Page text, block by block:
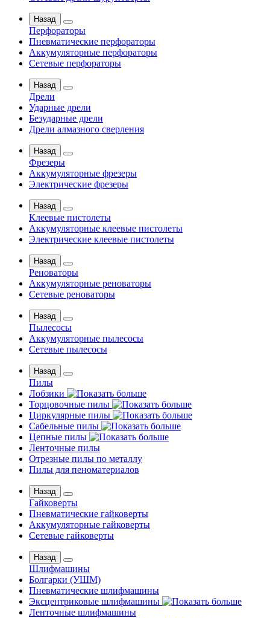
Назад
Перфораторы
Пневматические перфораторы
Аккумуляторные перфораторы
Сетевые перфораторы
Назад
Дрели
Ударные дрели
Безударные дрели
Дрели алмазного сверления
Назад
Фрезеры
Аккумуляторные фрезеры
Электрические фрезеры
Назад
Клеевые пистолеты
Аккумуляторные клеевые пистолеты
Электрические клеевые пистолеты
Назад
Реноваторы
Аккумуляторные реноваторы
Сетевые реноваторы
Назад
Пылесосы
Аккумуляторные пылесосы
Сетевые пылесосы
Назад
Пилы
Лобзики
Торцовочные пилы
Циркулярные пилы
Сабельные пилы
Цепные пилы
Ленточные пилы
Отрезные пилы по металлу
Пилы для пеноматериалов
Назад
Гайковерты
Пневматические гайковерты
Аккумуляторные гайковерты
Сетевые гайковерты
Назад
Шлифмашины
Бoлгаpки (УШM)
Пневматические шлифмашины
Эксцентриковые шлифмашины
Ленточные шлифмашины